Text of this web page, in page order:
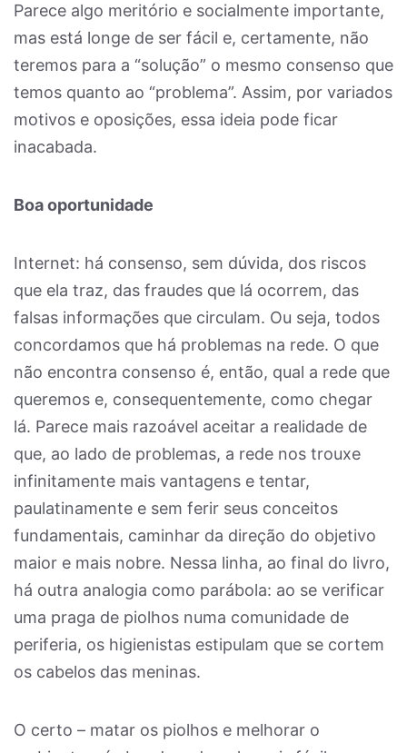
Parece algo meritório e socialmente importante,
mas está longe de ser fácil e, certamente, não
teremos para a “solução” o mesmo consenso que
temos quanto ao “problema”. Assim, por variados
motivos e oposições, essa ideia pode ficar
inacabada.
Boa oportunidade
Internet: há consenso, sem dúvida, dos riscos
que ela traz, das fraudes que lá ocorrem, das
falsas informações que circulam. Ou seja, todos
concordamos que há problemas na rede. O que
não encontra consenso é, então, qual a rede que
queremos e, consequentemente, como chegar
lá. Parece mais razoável aceitar a realidade de
que, ao lado de problemas, a rede nos trouxe
infinitamente mais vantagens e tentar,
paulatinamente e sem ferir seus conceitos
fundamentais, caminhar da direção do objetivo
maior e mais nobre. Nessa linha, ao final do livro,
há outra analogia como parábola: ao se verificar
uma praga de piolhos numa comunidade de
periferia, os higienistas estipulam que se cortem
os cabelos das meninas.
O certo – matar os piolhos e melhorar o